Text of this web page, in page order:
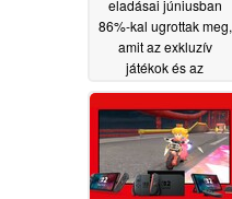
eladásai júniusban
86%-kal ugrottak meg,
amit az exkluzív
játékok és az
elősegített07/23/2026